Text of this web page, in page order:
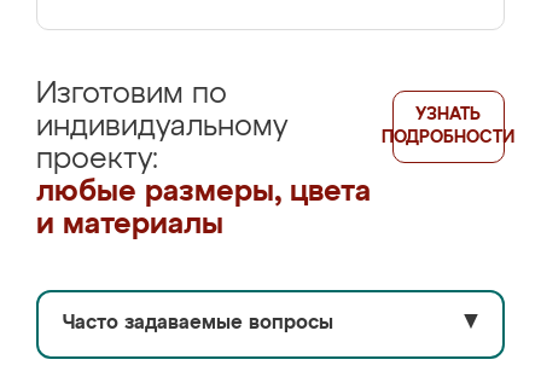
Изготовим по
индивидуальному
проекту:
любые размеры, цвета
и материалы
УЗНАТЬ
ПОДРОБНОСТИ
Часто задаваемые вопросы ▼